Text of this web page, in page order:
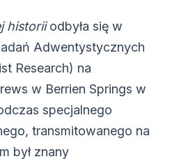
historiiodbyła się w
Adwentystycznych
Research) na
w Berrien Springs w
specjalnego
transmitowanego na
był znany